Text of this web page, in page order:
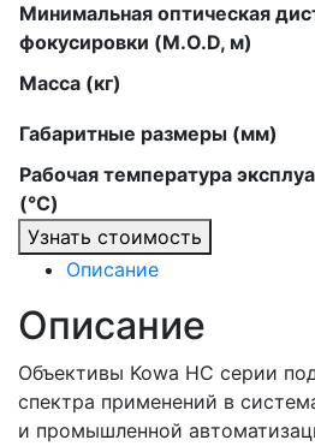
Минимальная оптическая
фокусировки (M.O.D, м)
Масса (кг)
Габаритные размеры (мм)
Рабочая температура
(°C)
Узнать стоимость
Описание
Описание
Объективы Kowa HC серии
спектра применений в
и промышленной